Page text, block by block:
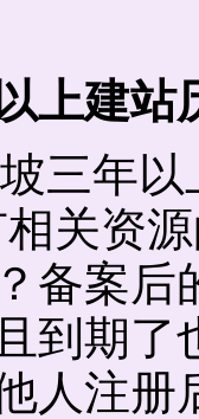
上建站
三年
关资
备案后
到期了
人注册